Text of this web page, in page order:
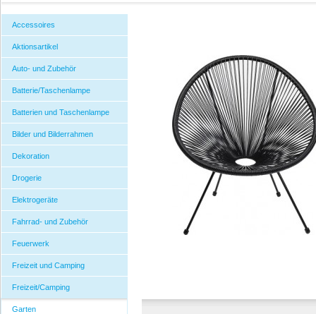
Accessoires
Aktionsartikel
Auto- und Zubehör
Batterie/Taschenlampe
Batterien und Taschenlampe
Bilder und Bilderrahmen
Dekoration
Drogerie
Elektrogeräte
Fahrrad- und Zubehör
Feuerwerk
Freizeit und Camping
Freizeit/Camping
Garten